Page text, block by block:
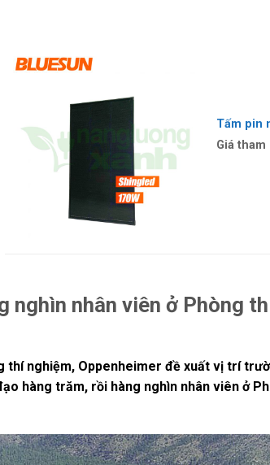
Tấm pin
Giá tham
nghìn nhân viên ở Phòng
nghiệm, Oppenheimer đề xuất vị trí
hàng trăm, rồi hàng nghìn nhân viên ở